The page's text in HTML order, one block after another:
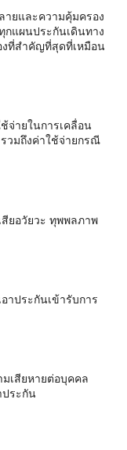
ยและความคุ้มครอง
แผนประกันเดินทาง
ที่สำคัญที่สุดที่เหมือน
จ่ายในการเคลื่อน
วมถึงค่าใช้จ่ายกรณี
ยอวัยวะ ทุพพลภาพ
าประกันเข้ารับการ
มเสียหายต่อบุคคล
ประกัน